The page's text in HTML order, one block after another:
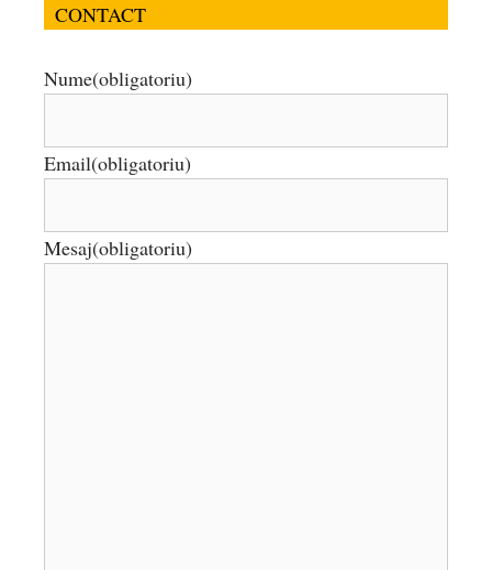
CONTACT
Nume(obligatoriu)
Email(obligatoriu)
Mesaj(obligatoriu)